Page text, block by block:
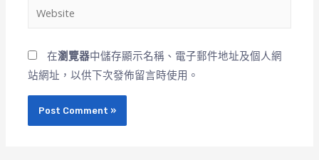
在瀏覽器中儲存顯示名稱、電子郵件地址及個人網
站網址，以供下次發佈留言時使用。